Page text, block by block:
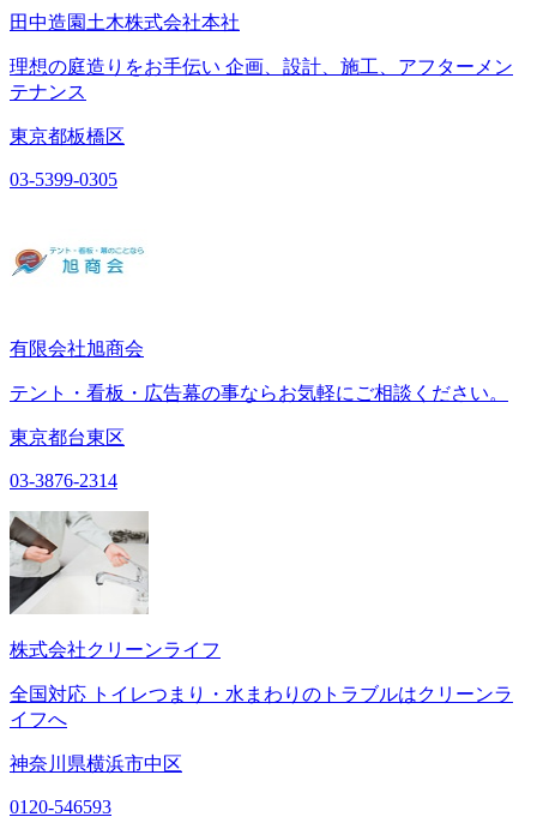
田中造園土木株式会社本社
理想の庭造りをお手伝い 企画、設計、施工、アフターメン
テナンス
東京都板橋区
03-5399-0305
有限会社旭商会
テント・看板・広告幕の事ならお気軽にご相談ください。
東京都台東区
03-3876-2314
株式会社クリーンライフ
全国対応 トイレつまり・水まわりのトラブルはクリーンラ
イフへ
神奈川県横浜市中区
0120-546593